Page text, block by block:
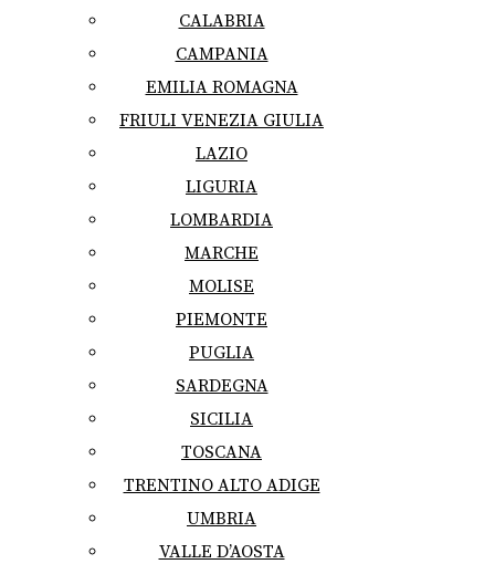
CALABRIA
CAMPANIA
EMILIA ROMAGNA
FRIULI VENEZIA GIULIA
LAZIO
LIGURIA
LOMBARDIA
MARCHE
MOLISE
PIEMONTE
PUGLIA
SARDEGNA
SICILIA
TOSCANA
TRENTINO ALTO ADIGE
UMBRIA
VALLE D’AOSTA